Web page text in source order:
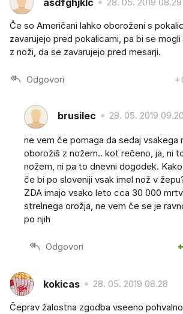
Če so Američani lahko oboroženi s
zavarujejo pred pokalicami, pa bi se
z noži, da se zavarujejo pred mesarji.
Odgovori
brusilec 28. 05. 2019 09.20
ne vem če pomaga da sedaj vsakega
oborožiš z nožem.. kot rečeno, ja, ni
nožem, ni pa to dnevni dogodek.
če bi po sloveniji vsak imel nož v
ZDA imajo vsako leto cca 30 000
strelnega orožja, ne vem če se je
po njih
Odgovori
kokicas 28. 05. 2019 08.28
Čeprav žalostna zgodba vseeno